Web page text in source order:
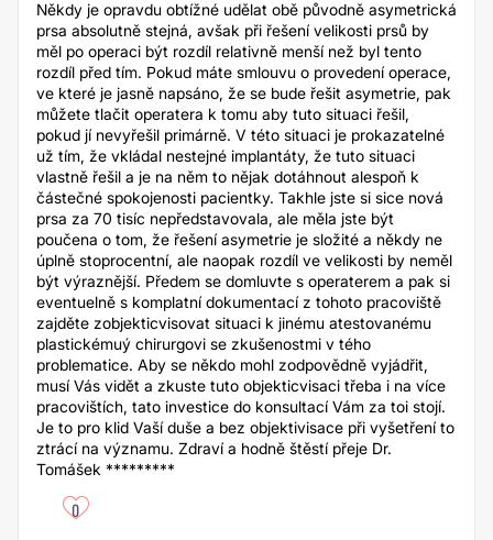
Někdy je opravdu obtížné udělat obě původně asymetrická
prsa absolutně stejná, avšak při řešení velikosti prsů by
měl po operaci být rozdíl relativně menší než byl tento
rozdíl před tím. Pokud máte smlouvu o provedení operace,
ve které je jasně napsáno, že se bude řešit asymetrie, pak
můžete tlačit operatera k tomu aby tuto situaci řešil,
pokud jí nevyřešil primárně. V této situaci je prokazatelné
už tím, že vkládal nestejné implantáty, že tuto situaci
vlastně řešil a je na něm to nějak dotáhnout alespoň k
částečné spokojenosti pacientky. Takhle jste si sice nová
prsa za 70 tisíc nepředstavovala, ale měla jste být
poučena o tom, že řešení asymetrie je složité a někdy ne
úplně stoprocentní, ale naopak rozdíl ve velikosti by neměl
být výraznější. Předem se domluvte s operaterem a pak si
eventuelně s komplatní dokumentací z tohoto pracoviště
zajděte zobjekticvisovat situaci k jinému atestovanému
plastickémuý chirurgovi se zkušenostmi v tého
problematice. Aby se někdo mohl zodpovědně vyjádřit,
musí Vás vidět a zkuste tuto objekticvisaci třeba i na více
pracovištích, tato investice do konsultací Vám za toi stojí.
Je to pro klid Vaší duše a bez objektivisace při vyšetření to
ztrácí na významu. Zdraví a hodně štěstí přeje Dr.
Tomášek *********
0